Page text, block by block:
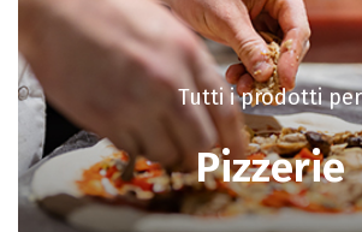
Tutti i prodotti per
Pizzerie